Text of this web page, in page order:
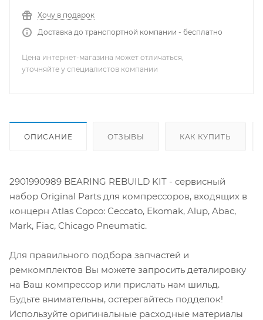
Хочу в подарок
Доставка до транспортной компании - бесплатно
Цена интернет-магазина может отличаться,
уточняйте у специалистов компании
ОПИСАНИЕ ОТЗЫВЫ КАК КУПИТЬ
2901990989 BEARING REBUILD KIT - сервисный
набор Original Parts для компрессоров, входящих в
концерн Atlas Copco: Ceccato, Ekomak, Alup, Abac,
Mark, Fiac, Chicago Pneumatic.
Для правильного подбора запчастей и
ремкомплектов Вы можете запросить деталировку
на Ваш компрессор или прислать нам шильд.
Будьте внимательны, остерегайтесь подделок!
Используйте оригинальные расходные материалы